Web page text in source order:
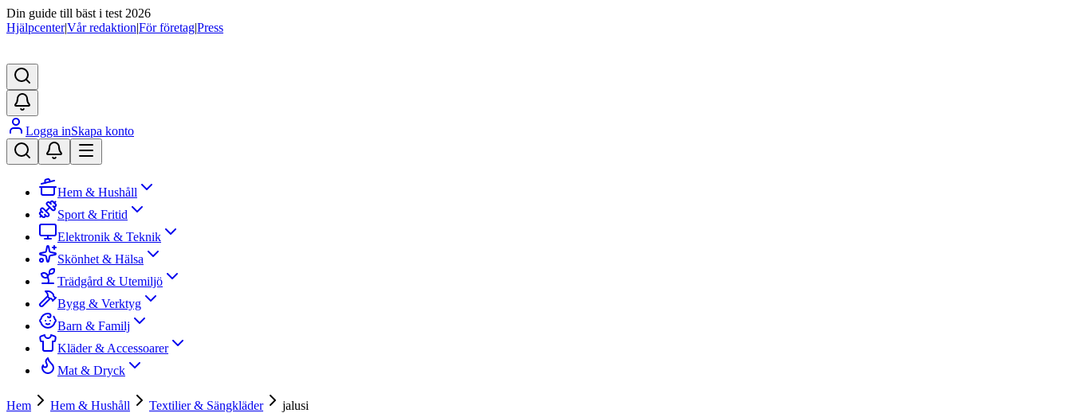
Din guide till bäst i test 2026
Hjälpcenter|Vår redaktion|För företag|Press
Logga inSkapa konto
Hem & Hushåll
Sport & Fritid
Elektronik & Teknik
Skönhet & Hälsa
Trädgård & Utemiljö
Bygg & Verktyg
Barn & Familj
Kläder & Accessoarer
Mat & Dryck
Hem Hem & Hushåll Textilier & Sängkläder jalusi